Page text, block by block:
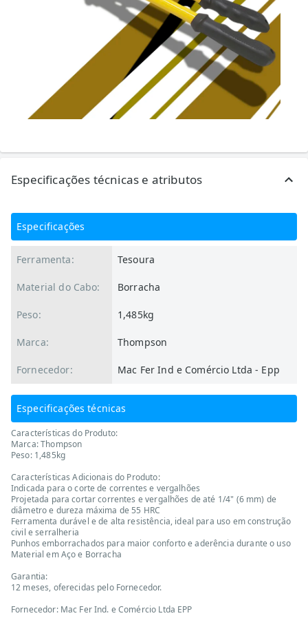
Especificações técnicas e atributos
Especificações
Ferramenta: Tesoura
Material do Cabo: Borracha
Peso: 1,485kg
Marca: Thompson
Fornecedor: Mac Fer Ind e Comércio Ltda - Epp
Especificações técnicas
Características do Produto:
Marca: Thompson
Peso: 1,485kg
Características Adicionais do Produto:
Indicada para o corte de correntes e vergalhões
Projetada para cortar correntes e vergalhões de até 1/4" (6 mm) de
diâmetro e dureza máxima de 55 HRC
Ferramenta durável e de alta resistência, ideal para uso em construção
civil e serralheria
Punhos emborrachados para maior conforto e aderência durante o uso
Material em Aço e Borracha
Garantia:
12 meses, oferecidas pelo Fornecedor.
Fornecedor: Mac Fer Ind. e Comércio Ltda EPP